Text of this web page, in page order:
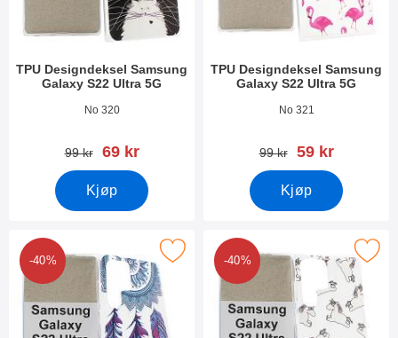
TPU Designdeksel Samsung
Galaxy S22 Ultra 5G
Varenummer 43253
No 320
gammel pris
99 kr ny pris
69 kr
Kjøp
TPU Designdeksel Samsung
Galaxy S22 Ultra 5G
Varenummer 43252
No 321
gammel pris
99 kr ny pris
59 kr
Kjøp
-40%
Designdeksel Samsung Galaxy S22 Ultra 5G som favoritt
-40%
Merk tPU Designdeksel Samsung